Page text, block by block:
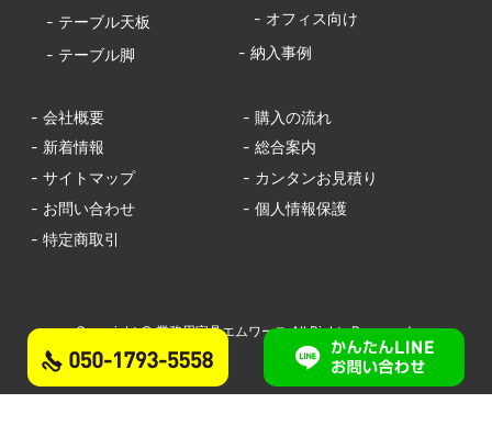
- テーブル天板
- テーブル脚
- オフィス向け
- 納入事例
- 会社概要
- 購入の流れ
- 新着情報
- 総合案内
- サイトマップ
- カンタンお見積り
- お問い合わせ
- 個人情報保護
- 特定商取引
Copyright © 業務用家具エムワース All Rights Reserved.